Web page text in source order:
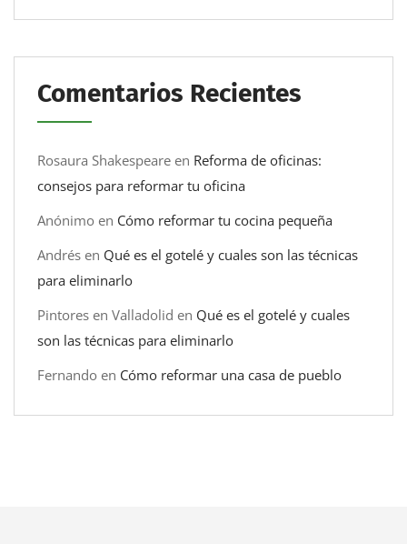
Comentarios Recientes
Rosaura Shakespeare en Reforma de oficinas:
consejos para reformar tu oficina
Anónimo en Cómo reformar tu cocina pequeña
Andrés en Qué es el gotelé y cuales son las técnicas
para eliminarlo
Pintores en Valladolid en Qué es el gotelé y cuales
son las técnicas para eliminarlo
Fernando en Cómo reformar una casa de pueblo